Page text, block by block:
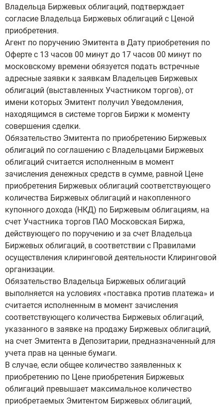
Владельца Биржевых облигаций, подтверждает
согласие Владельца Биржевых облигаций с Ценой
приобретения.
Агент по поручению Эмитента в Дату приобретения по
Оферте с 13 часов 00 минут до 17 часов 00 минут по
московскому времени обязуется подать встречные
адресные заявки к заявкам Владельцев Биржевых
облигаций (выставленных Участником торгов), от
имени которых Эмитент получил Уведомления,
находящимся в системе торгов Биржи к моменту
совершения сделки.
Обязательство Эмитента по приобретению Биржевых
облигаций по соглашению с Владельцами Биржевых
облигаций считается исполненным в момент
зачисления денежных средств в сумме, равной Цене
приобретения Биржевых облигаций соответствующего
количества Биржевых облигаций и накопленного
купонного дохода (НКД) по Биржевым облигациям, на
счет Участника торгов ПАО Московская Биржа,
действующего по поручению и за счет Владельца
Биржевых облигаций, в соответствии с Правилами
осуществления клиринговой деятельности Клиринговой
организации.
Обязательство Владельца Биржевых облигаций
выполняется на условиях «поставка против платежа» и
считается исполненным в момент зачисления
соответствующего количества Биржевых облигаций,
указанного в заявке на продажу Биржевых облигаций,
на счет Эмитента в Депозитарии, предназначенный для
учета прав на ценные бумаги.
В случае, если общее количество заявленных к
приобретению по Цене приобретения Биржевых
облигаций превышает максимальное количество
приобретаемых Эмитентом Биржевых облигаций,